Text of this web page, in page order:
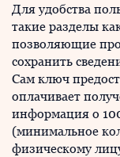
Для удобства
такие разделы
позволяющие
сохранить
Сам ключ
оплачивает
информация о
(минимальное
физическому